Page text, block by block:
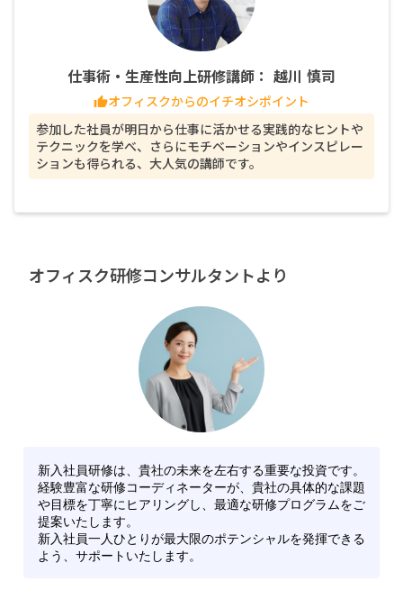
仕事術・生産性向上研修講師： 越川 慎司
thumb_upオフィスクからのイチオシポイント
参加した社員が明日から仕事に活かせる実践的なヒントや
テクニックを学べ、さらにモチベーションやインスピレー
ションも得られる、大人気の講師です。
オフィスク研修コンサルタントより
新入社員研修は、貴社の未来を左右する重要な投資です。
経験豊富な研修コーディネーターが、貴社の具体的な課題
や目標を丁寧にヒアリングし、最適な研修プログラムをご
提案いたします。
新入社員一人ひとりが最大限のポテンシャルを発揮できる
よう、サポートいたします。